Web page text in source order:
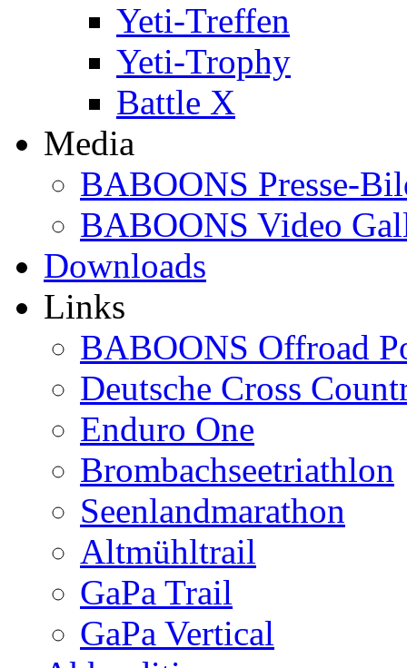
Yeti-Treffen
Yeti-Trophy
Battle X
Media
BABOONS Presse-
BABOONS Video
Downloads
Links
BABOONS Offroad
Deutsche Cross
Enduro One
Brombachseetriathlon
Seenlandmarathon
Altmühltrail
GaPa Trail
GaPa Vertical